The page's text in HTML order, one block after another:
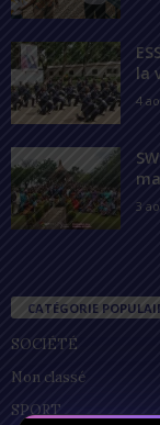
la
4
3
CATÉGORIE
SOCIÉTÉ
Non classé
SPORT